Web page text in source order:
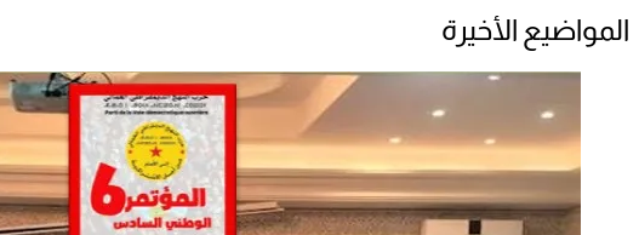
المواضيع الأخيرة